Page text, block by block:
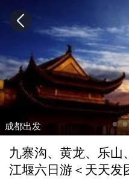
成都出发
九寨沟、黄龙、乐山
江堰六日游＜天天发